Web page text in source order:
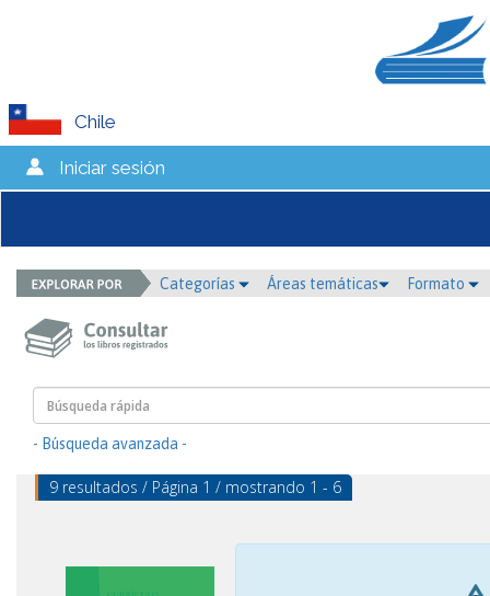
Chile
Iniciar sesión
Categorías Áreas temáticas Formato
- Búsqueda avanzada -
9 resultados / Página 1 / mostrando 1 - 6